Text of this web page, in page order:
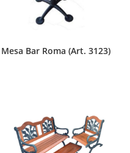
Mesa Bar Roma (Art. 3123)